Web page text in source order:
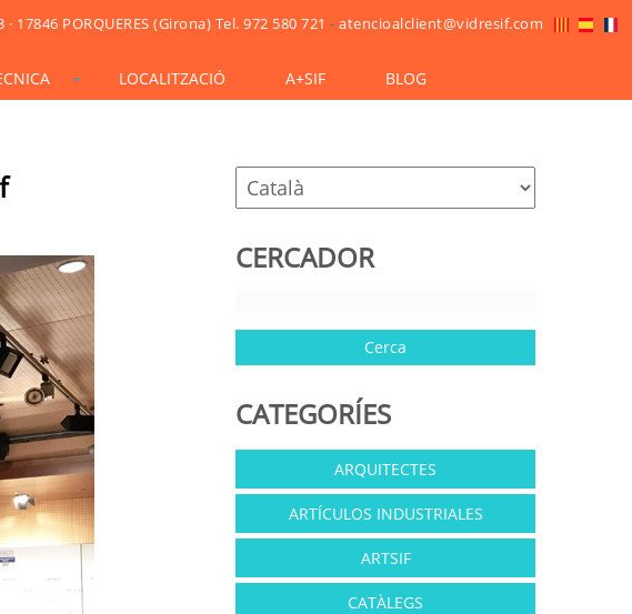
17846 PORQUERES (Girona) Tel. 972 580 721 -atencioalclient@vidresif.com
LOCALITZACIÓ A+SIF BLOG
CERCADOR
CATEGORÍES
ARQUITECTES
ARTÍCULOS INDUSTRIALES
ARTSIF
CATÀLEGS